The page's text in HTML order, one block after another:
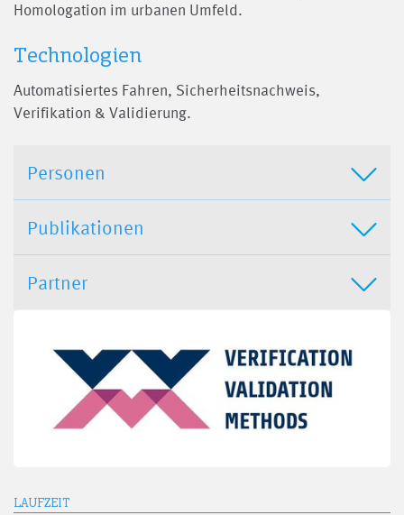
Homologation im urbanen Umfeld.
Technologien
Automatisiertes Fahren, Sicherheitsnachweis,
Verifikation & Validierung.
Personen
Publikationen
Partner
LAUFZEIT